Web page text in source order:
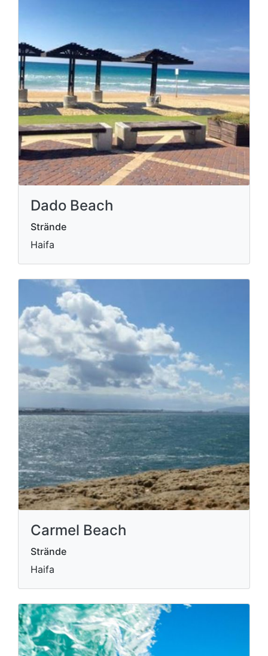
Dado Beach
Strände
Haifa
Carmel Beach
Strände
Haifa